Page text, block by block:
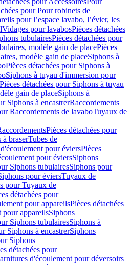
pour Pour robinets de
pour l’espace lavabo, l’évier, les
Vidages pour lavabosPièces détachées
tubulairesPièces détachées pour
modèle gain de placePièces
modèle gain de placeSiphons à
Pièces détachées pour Siphons à
Siphons à tuyau d'immersion pour
Pièces détachées pour Siphons à tuyau
gain de placeSiphons à
Siphons à encastrerRaccordements
Raccordements de lavaboTuyaux de
Pièces détachées pour
braserTubes de
pour éviersPièces
pour éviersSiphons
Siphons tubulairesSiphons pour
pour éviersTuyaux de
pour Tuyaux de
détachées pour
pour appareilsPièces détachées
pour appareilsSiphons
Siphons tubulairesSiphons à
Siphons à encastrerSiphons
Siphons
détachées pour
d'écoulement pour déversoirs